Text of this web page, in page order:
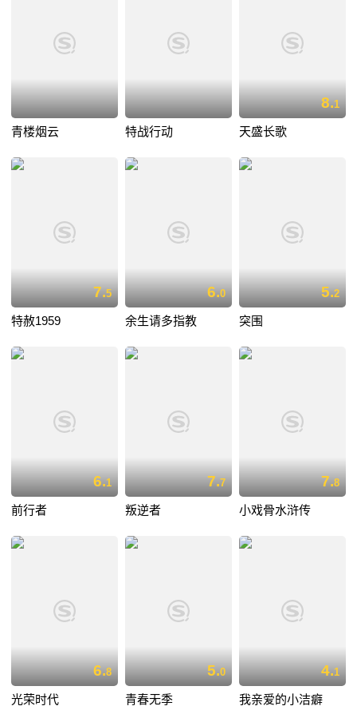
青楼烟云 特战行动
8.1
天盛长歌
7.5
特赦1959
6.0
余生请多指教
5.2
突围
6.1
前行者
7.7
叛逆者
7.8
小戏骨水浒传
6.8
光荣时代
5.0
青春无季
4.1
我亲爱的小洁癖